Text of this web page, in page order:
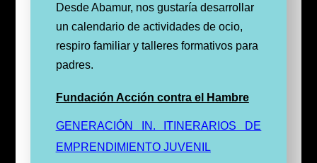
Desde Abamur, nos gustaría desarrollar
un calendario de actividades de ocio,
respiro familiar y talleres formativos para
padres.
Fundación Acción contra el Hambre
GENERACIÓN IN. ITINERARIOS DE
EMPRENDIMIENTO JUVENIL